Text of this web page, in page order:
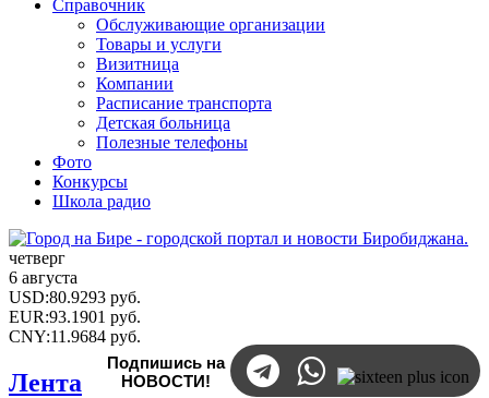
Справочник
Обслуживающие организации
Товары и услуги
Визитница
Компании
Расписание транспорта
Детская больница
Полезные телефоны
Фото
Конкурсы
Школа радио
четверг
6 августа
USD:80.9293 руб.
EUR:93.1901 руб.
CNY:11.9684 руб.
Подпишись на
НОВОСТИ!
Лента